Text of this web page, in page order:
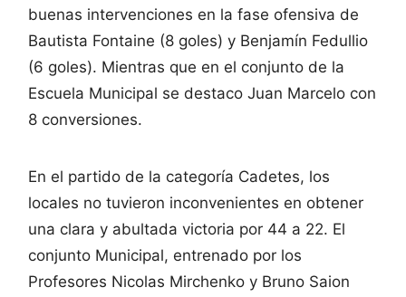
buenas intervenciones en la fase ofensiva de
Bautista Fontaine (8 goles) y Benjamín Fedullio
(6 goles). Mientras que en el conjunto de la
Escuela Municipal se destaco Juan Marcelo con
8 conversiones.
En el partido de la categoría Cadetes, los
locales no tuvieron inconvenientes en obtener
una clara y abultada victoria por 44 a 22. El
conjunto Municipal, entrenado por los
Profesores Nicolas Mirchenko y Bruno Saion